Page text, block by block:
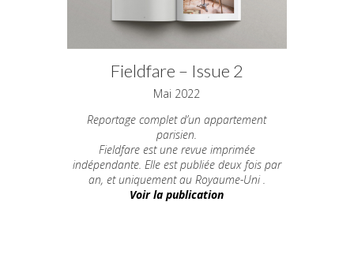
Fieldfare – Issue 2
Mai 2022
Reportage complet d’un appartement
parisien.
Fieldfare est une revue imprimée
indépendante. Elle est publiée deux fois par
an, et uniquement au Royaume-Uni .
Voir la publication